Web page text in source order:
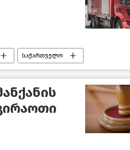
საქართველო